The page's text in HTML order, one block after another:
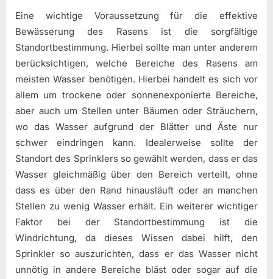
Eine wichtige Voraussetzung für die effektive
Bewässerung des Rasens ist die sorgfältige
Standortbestimmung. Hierbei sollte man unter anderem
berücksichtigen, welche Bereiche des Rasens am
meisten Wasser benötigen. Hierbei handelt es sich vor
allem um trockene oder sonnenexponierte Bereiche,
aber auch um Stellen unter Bäumen oder Sträuchern,
wo das Wasser aufgrund der Blätter und Äste nur
schwer eindringen kann. Idealerweise sollte der
Standort des Sprinklers so gewählt werden, dass er das
Wasser gleichmäßig über den Bereich verteilt, ohne
dass es über den Rand hinausläuft oder an manchen
Stellen zu wenig Wasser erhält. Ein weiterer wichtiger
Faktor bei der Standortbestimmung ist die
Windrichtung, da dieses Wissen dabei hilft, den
Sprinkler so auszurichten, dass er das Wasser nicht
unnötig in andere Bereiche bläst oder sogar auf die